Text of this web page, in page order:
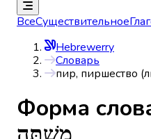
ВсеСуществительное
Hebrewerry
Словарь
пир, пиршество
Форма